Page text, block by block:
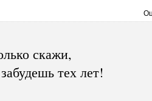
скажи,
тех лет!